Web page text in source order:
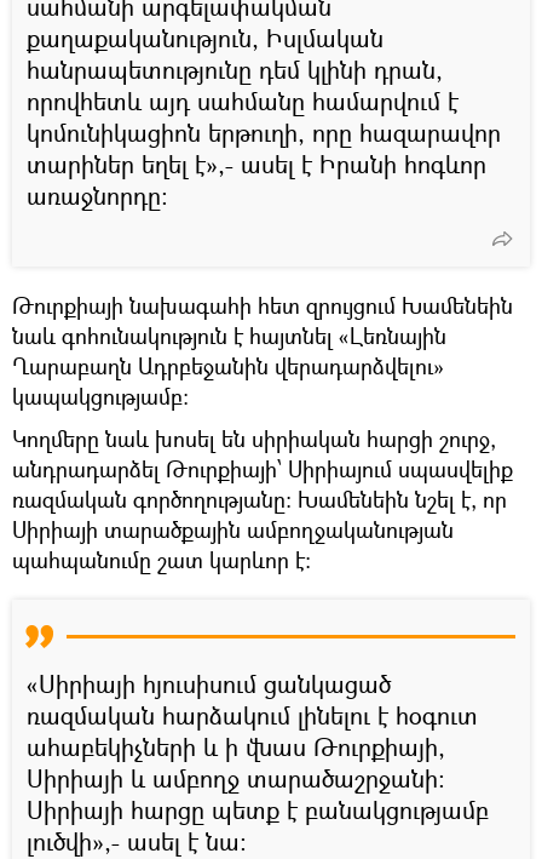
սահմանի արգելափակման
քաղաքականություն, Իսլմական
հանրապետությունը դեմ կլինի դրան,
որովհետև այդ սահմանը համարվում է
կոմունիկացիոն երթուղի, որը հազարավոր
տարիներ եղել է»,- ասել է Իրանի հոգևոր
առաջնորդը։
Թուրքիայի նախագահի հետ զրույցում Խամենեին
նաև գոհունակություն է հայտնել «Լեռնային
Ղարաբաղն Ադրբեջանին վերադարձվելու»
կապակցությամբ։
Կողմերը նաև խոսել են սիրիական հարցի շուրջ,
անդրադարձել Թուրքիայի՝ Սիրիայում սպասվելիք
ռազմական գործողությանը։ Խամենեին նշել է, որ
Սիրիայի տարածքային ամբողջականության
պահպանումը շատ կարևոր է:
«Սիրիայի հյուսիսում ցանկացած
ռազմական հարձակում լինելու է հօգուտ
ահաբեկիչների և ի վնաս Թուրքիայի,
Սիրիայի և ամբողջ տարածաշրջանի:
Սիրիայի հարցը պետք է բանակցությամբ
լուծվի»,- ասել է նա: